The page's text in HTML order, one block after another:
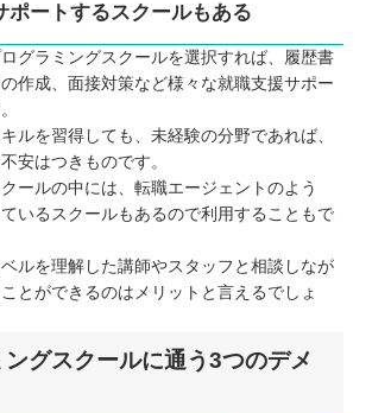
ポートするスクールもある
グラミングスクールを選択すれば、履歴書
作成、面接対策など様々な就職支援サポー
ルを習得しても、未経験の分野であれば、
安はつきものです。
ールの中には、転職エージェントのよう
いるスクールもあるので利用することもで
ルを理解した講師やスタッフと相談しなが
とができるのはメリットと言えるでしょ
グスクールに通う3つのデメ